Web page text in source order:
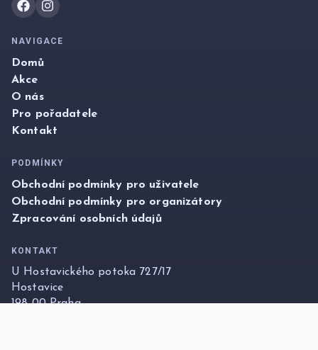
NAVIGACE
Domů
Akce
O nás
Pro pořadatele
Kontakt
PODMÍNKY
Obchodní podmínky pro uživatele
Obchodní podmínky pro organizátory
Zpracování osobních údajů
KONTAKT
U Hostavického potoka 727/17
Hostavice
198 00 Praha